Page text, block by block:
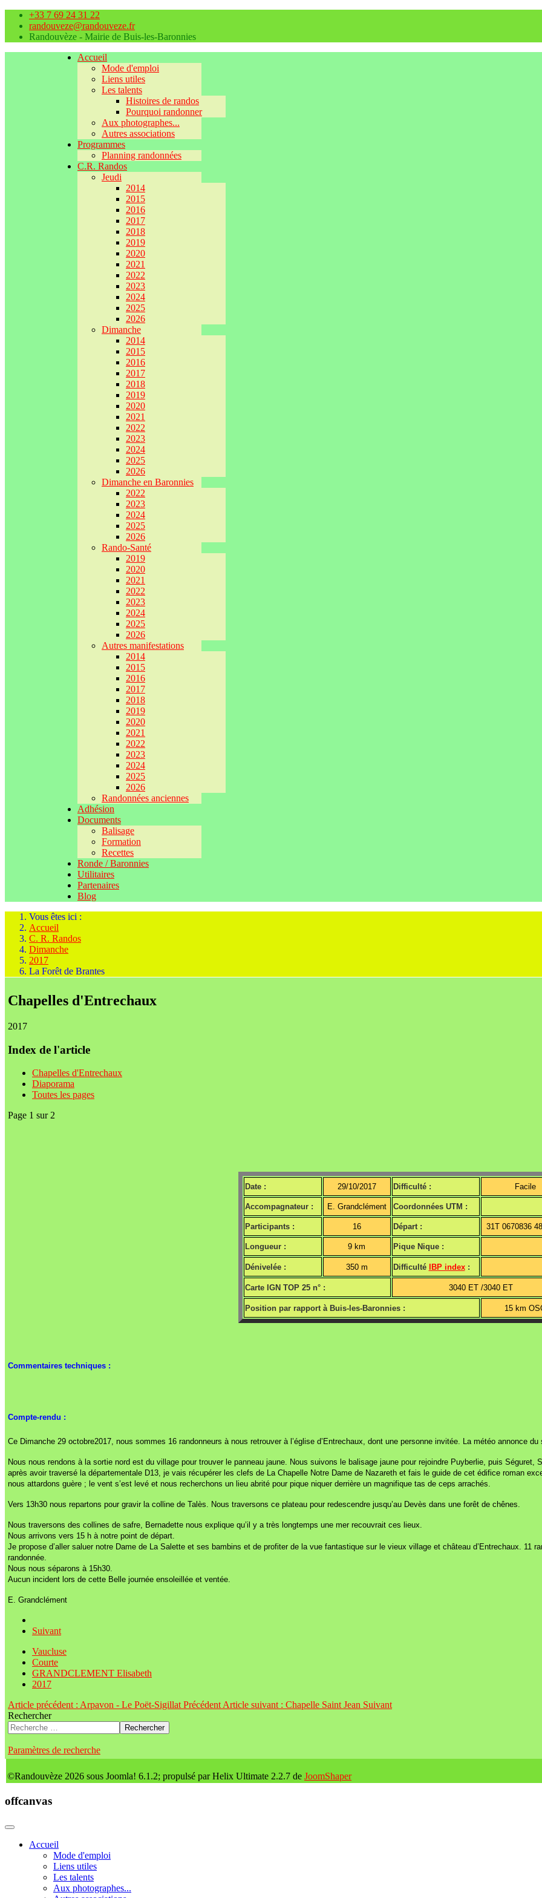
+33 7 69 24 31 22
randouveze@randouveze.fr
Randouvèze - Mairie de Buis-les-Baronnies
Accueil
Mode d'emploi
Liens utiles
Les talents
Histoires de randos
Pourquoi randonner
Aux photographes...
Autres associations
Programmes
Planning randonnées
C.R. Randos
Jeudi
2014
2015
2016
2017
2018
2019
2020
2021
2022
2023
2024
2025
2026
Dimanche
2014
2015
2016
2017
2018
2019
2020
2021
2022
2023
2024
2025
2026
Dimanche en Baronnies
2022
2023
2024
2025
2026
Rando-Santé
2019
2020
2021
2022
2023
2024
2025
2026
Autres manifestations
2014
2015
2016
2017
2018
2019
2020
2021
2022
2023
2024
2025
2026
Randonnées anciennes
Adhésion
Documents
Balisage
Formation
Recettes
Ronde / Baronnies
Utilitaires
Partenaires
Blog
Vous êtes ici :
Accueil
C. R. Randos
Dimanche
2017
La Forêt de Brantes
Chapelles d'Entrechaux
2017
Index de l'article
Chapelles d'Entrechaux
Diaporama
Toutes les pages
Page 1 sur 2
Date : 29/10/2017 Difficulté : Facile
Accompagnateur : E. Grandclément Coordonnées UTM :
Participants : 16 Départ : 31T 0670836
Longueur : 9 km Pique Nique :
Dénivelée : 350 m Difficulté IBP index:
Carte IGN TOP 25 n° : 3040 ET /3040 ET
Position par rapport à Buis-les-Baronnies : 15 km
Commentaires techniques :
Compte-rendu :
Ce Dimanche 29 octobre2017, nous sommes 16 randonneurs à nous retrouver à l’église d’Entrechaux, dont une personne invitée. La météo annonce
Nous nous rendons à la sortie nord est du village pour trouver le panneau jaune. Nous suivons le balisage jaune pour rejoindre Puyberlie, puis
après avoir traversé la départementale D13, je vais récupérer les clefs de La Chapelle Notre Dame de Nazareth et fais le guide de cet édifice roman
nous attardons guère ; le vent s’est levé et nous recherchons un lieu abrité pour pique niquer derrière un magnifique tas de ceps arrachés.
Vers 13h30 nous repartons pour gravir la colline de Talès. Nous traversons ce plateau pour redescendre jusqu’au Devès dans une forêt de chênes.
Nous traversons des collines de safre, Bernadette nous explique qu’il y a très longtemps une mer recouvrait ces lieux.
Nous arrivons vers 15 h à notre point de départ.
Je propose d’aller saluer notre Dame de La Salette et ses bambins et de profiter de la vue fantastique sur le vieux village et château d’Entrechaux. 11
randonnée.
Nous nous séparons à 15h30.
Aucun incident lors de cette Belle journée ensoleillée et ventée.
E. Grandclément
Suivant
Vaucluse
Courte
GRANDCLEMENT Elisabeth
2017
Article précédent : Arpavon - Le Poët-Sigillat Précédent Article suivant : Chapelle Saint Jean Suivant
Rechercher
Rechercher
Paramètres de recherche
©Randouvèze 2026 sous Joomla! 6.1.2; propulsé par Helix Ultimate 2.2.7 de JoomShaper
offcanvas
Accueil
Mode d'emploi
Liens utiles
Les talents
Aux photographes...